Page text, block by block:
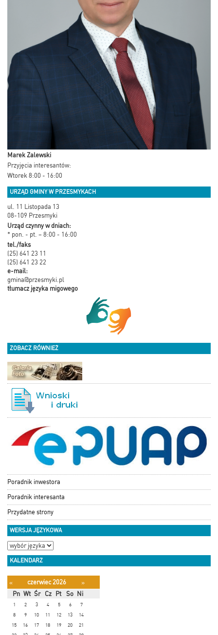
Marek Zalewski
Przyjęcia interesantów:
Wtorek 8:00 - 16:00
URZĄD GMINY W PRZESMYKACH
ul. 11 Listopada 13
08-109 Przesmyki
Urząd czynny w dniach:
* pon. - pt. – 8:00 - 16:00
tel./faks
(25) 641 23 11
(25) 641 23 22
e-mail:
gmina@przesmyki.pl
tłumacz języka migowego
ZOBACZ RÓWNIEŻ
Poradnik inwestora
Poradnik interesanta
Przydatne strony
WERSJA JĘZYKOWA
KALENDARZ
« czerwiec 2026
»
Pn Wt Śr Cz Pt So Ni
1 2 3 4 5 6
7
8
9 10 11 12 13
14
15
16 17 18 19 20
21